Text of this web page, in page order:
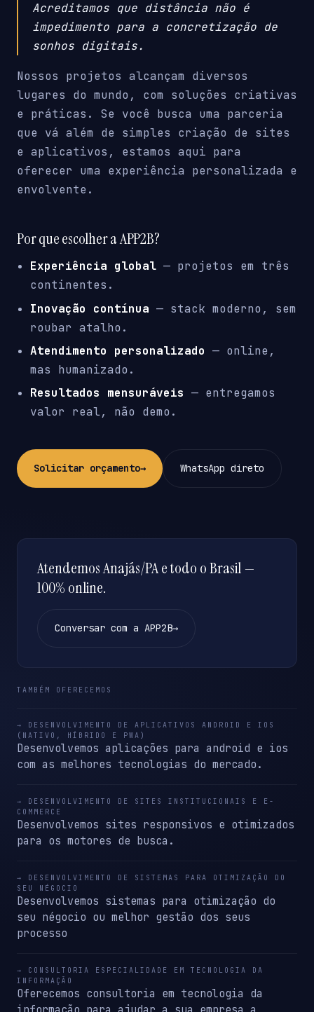
Acreditamos que distância não é
impedimento para a concretização de
sonhos digitais.
Nossos projetos alcançam diversos
lugares do mundo, com soluções criativas
e práticas. Se você busca uma parceria
que vá além de simples criação de sites
e aplicativos, estamos aqui para
oferecer uma experiência personalizada e
envolvente.
Por que escolher a APP2B?
Experiência global — projetos em três
continentes.
Inovação contínua — stack moderno, sem
roubar atalho.
Atendimento personalizado — online,
mas humanizado.
Resultados mensuráveis — entregamos
valor real, não demo.
Solicitar orçamento→ WhatsApp direto
Atendemos Anajás/PA e todo o Brasil —
100% online.
Conversar com a APP2B→
TAMBÉM OFERECEMOS
→ DESENVOLVIMENTO DE APLICATIVOS ANDROID E IOS
(NATIVO, HÍBRIDO E PWA)
Desenvolvemos aplicações para android e ios
com as melhores tecnologias do mercado.
→ DESENVOLVIMENTO DE SITES INSTITUCIONAIS E E-
COMMERCE
Desenvolvemos sites responsivos e otimizados
para os motores de busca.
→ DESENVOLVIMENTO DE SISTEMAS PARA OTIMIZAÇÃO DO
SEU NÉGOCIO
Desenvolvemos sistemas para otimização do
seu négocio ou melhor gestão dos seus
processo
→ CONSULTORIA ESPECIALIDADE EM TECNOLOGIA DA
INFORMAÇÃO
Oferecemos consultoria em tecnologia da